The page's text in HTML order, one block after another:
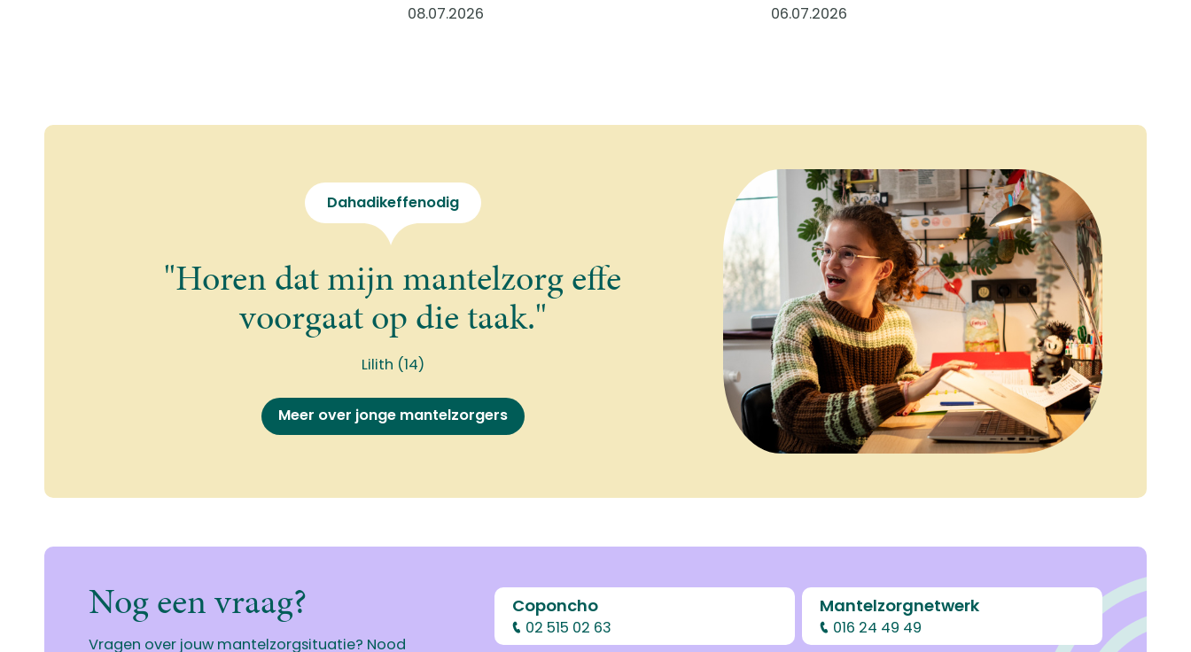
08.07.2026 06.07.2026
Dahadikeffenodig
"Horen dat mijn mantelzorg effe
voorgaat op die taak."
Lilith (14)
Meer over jonge mantelzorgers
Nog een vraag?
Vragen over jouw mantelzorgsituatie? Nood
Coponcho
02 515 02 63
Mantelzorgnetwerk
016 24 49 49